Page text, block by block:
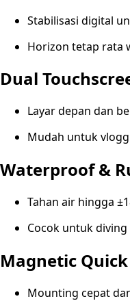
Stabilisasi digital
Horizon tetap rata
Dual
Layar depan dan
Mudah untuk
Waterproof &
Tahan air hingga
Cocok untuk
Magnetic
Mounting cepat